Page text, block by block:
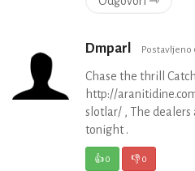
Dmparl Postavljeno
Chase the thrill
http://
slotlar/ , The dealers
tonight .
👍0 👎0